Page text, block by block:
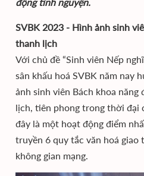
SVBK 2023 - Hình ảnh sinh
thanh lịch
Với chủ đề “Sinh viên Nếp
sân khấu hoá SVBK năm nay
ảnh sinh viên Bách khoa năng
lịch, tiên phong trong thời đại
đây là một hoạt động điểm
truyền 6 quy tắc văn hoá
không gian mạng.